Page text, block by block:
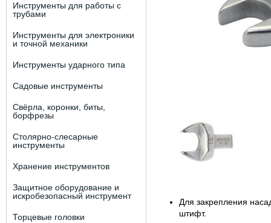
Инструменты для работы с
трубами
Инструменты для электроники
и точной механики
Инструменты ударного типа
Садовые инструменты
Свёрла, коронки, биты,
борфрезы
Столярно-слесарные
инструменты
Хранение инструментов
Защитное оборудование и
искробезопасный инструмент
Торцевые головки
Для закрепления
штифт.